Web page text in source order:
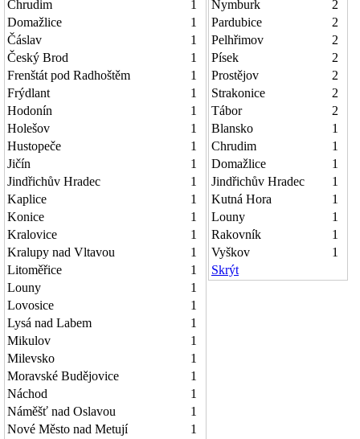
Chrudim
1
Domažlice
1
Čáslav
1
Český Brod
1
Frenštát pod Radhoštěm
1
Frýdlant
1
Hodonín
1
Holešov
1
Hustopeče
1
Jičín
1
Jindřichův Hradec
1
Kaplice
1
Konice
1
Kralovice
1
Kralupy nad Vltavou
1
Litoměřice
1
Louny
1
Lovosice
1
Lysá nad Labem
1
Mikulov
1
Milevsko
1
Moravské Budějovice
1
Náchod
1
Náměšť nad Oslavou
1
Nové Město nad Metují
1
Nymburk
2
Pardubice
2
Pelhřimov
2
Písek
2
Prostějov
2
Strakonice
2
Tábor
2
Blansko
1
Chrudim
1
Domažlice
1
Jindřichův Hradec
1
Kutná Hora
1
Louny
1
Rakovník
1
Vyškov
1
Skrýt